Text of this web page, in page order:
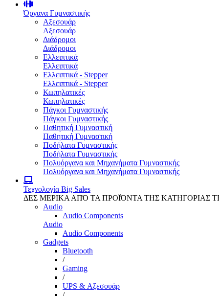
Όργανα Γυμναστικής
Αξεσουάρ
Αξεσουάρ
Διάδρομοι
Διάδρομοι
Ελλειπτικά
Ελλειπτικά
Ελλειπτικά - Stepper
Ελλειπτικά - Stepper
Κωπηλατικές
Κωπηλατικές
Πάγκοι Γυμναστικής
Πάγκοι Γυμναστικής
Παθητική Γυμναστική
Παθητική Γυμναστική
Ποδήλατα Γυμναστικής
Ποδήλατα Γυμναστικής
Πολυόργανα και Μηχανήματα Γυμναστικής
Πολυόργανα και Μηχανήματα Γυμναστικής
Τεχνολογία Big Sales
ΔΕΣ ΜΕΡΙΚΑ ΑΠΌ ΤΑ ΠΡΟΪΌΝΤΑ ΤΗΣ ΚΑΤΗΓΟΡΙΑΣ
Audio
Audio Components
Audio
Audio Components
Gadgets
Bluetooth
/
Gaming
/
UPS & Αξεσουάρ